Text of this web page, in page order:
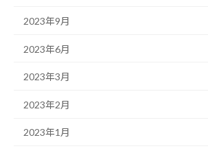
2023年9月
2023年6月
2023年3月
2023年2月
2023年1月